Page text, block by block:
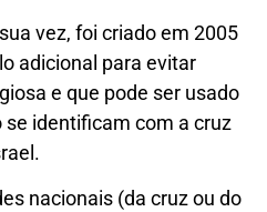
vez, foi criado em 2005
adicional para evitar
e que pode ser usado
se identificam com a cruz
nacionais (da cruz ou do